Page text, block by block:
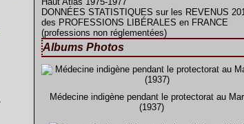
DONNÉES STATISTIQUES sur les REVENUS
des PROFESSIONS LIBÉRALES en FRANCE
(professions non réglementées)
Albums Photos
Médecine indigène pendant le protectorat au
(1937)